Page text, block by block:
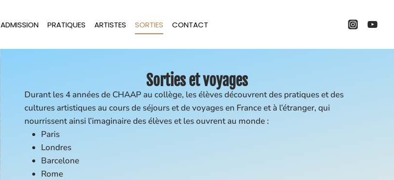
ADMISSION PRATIQUES ARTISTES SORTIES CONTACT
Sorties et voyages
Durant les 4 années de CHAAP au collège, les élèves découvrent des pratiques et des
cultures artistiques au cours de séjours et de voyages en France et à l’étranger, qui
nourrissent ainsi l’imaginaire des élèves et les ouvrent au monde :
Paris
Londres
Barcelone
Rome